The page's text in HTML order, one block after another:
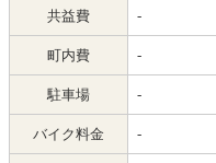
共益費 -
町内費 -
駐車場 -
バイク料金 -